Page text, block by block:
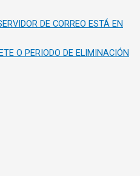
DE CORREO ESTÁ EN
O PERIODO DE ELIMINACIÓN